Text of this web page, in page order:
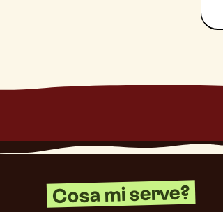
Cosa mi serve?